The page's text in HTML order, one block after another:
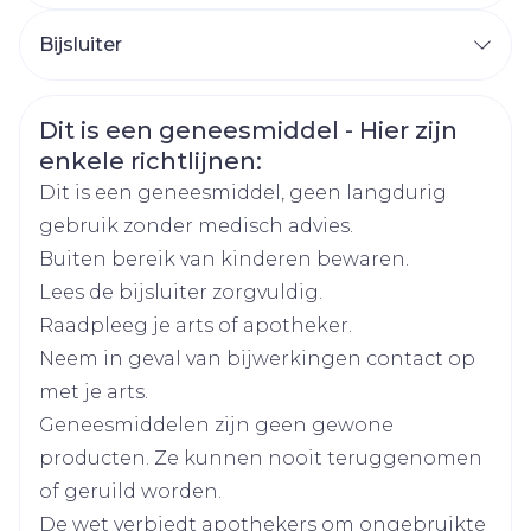
Als u zwanger bent of borstvoeding geeft. Als
filmomhulde tabletten gebruikt, stop dan
onmiddellijk met het gebruik en raadpleeg
uw arts. Vrouwen moeten vermijden om
zwanger te worden terwijl ze Rosuvastatine
Teva filmomhulde tabletten gebruiken door
geschikte voorbehoedsmiddelen te
gebruiken.
Als u een leverziekte heeft
Als u ernstige nierproblemen heeft
Als u herhaaldelijke of onverklaarbare
spierlast of spierpijn heeft
Als u een geneesmiddelcombinatie van
sofosbuvir/velpatasvir/voxilaprevir inneemt
Merken Teva
Breedte
98 mm
Diepte 55 mm
Actieve
Ingrediënten
rosuvastatine calcium
Kamertemperatuur (15°C -
Bijsluiter
Veiligheidsinformatie
Dit is een geneesmiddel - Hier zijn
enkele richtlijnen:
Dit is een geneesmiddel, geen langdurig
gebruik zonder medisch advies.
Buiten bereik van kinderen bewaren.
Lees de bijsluiter zorgvuldig.
Raadpleeg je arts of apotheker.
Neem in geval van bijwerkingen contact op
met je arts.
Geneesmiddelen zijn geen gewone
producten. Ze kunnen nooit teruggenomen
of geruild worden.
De wet verbiedt apothekers om ongebruikte